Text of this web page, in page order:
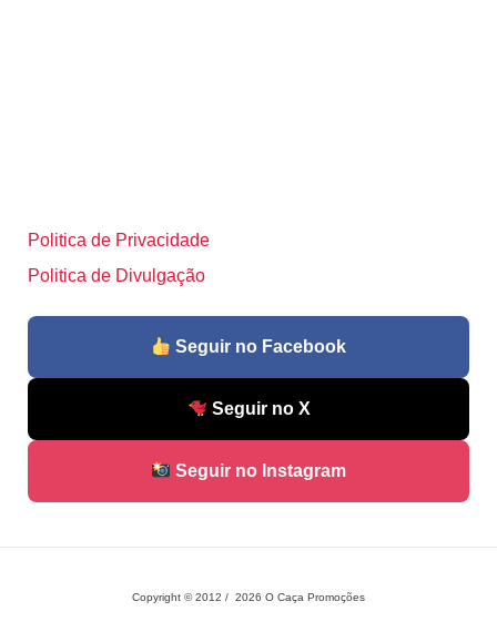
Politica de Privacidade
Politica de Divulgação
Seguir no Facebook
Seguir no X
Seguir no Instagram
Copyright © 2012 / 2026 O Caça Promoções